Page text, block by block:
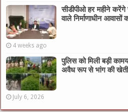
सीडीपीओ हर महीने
वाले निर्माणाधीन आवासों
4 weeks ago
पुलिस को मिली बड़ी
अवैध रूप से भांग की खेती
July 6, 2026